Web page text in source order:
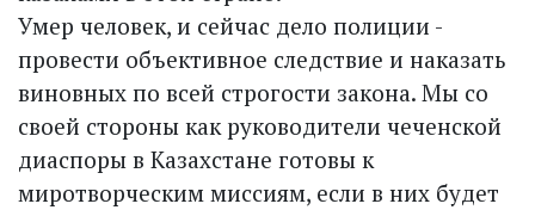
Умер человек, и сейчас дело полиции -
провести объективное следствие и наказать
виновных по всей строгости закона. Мы со
своей стороны как руководители чеченской
диаспоры в Казахстане готовы к
миротворческим миссиям, если в них будет